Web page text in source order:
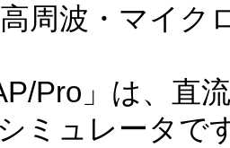
周波・マイク
Pro」は、直
ミュレータで